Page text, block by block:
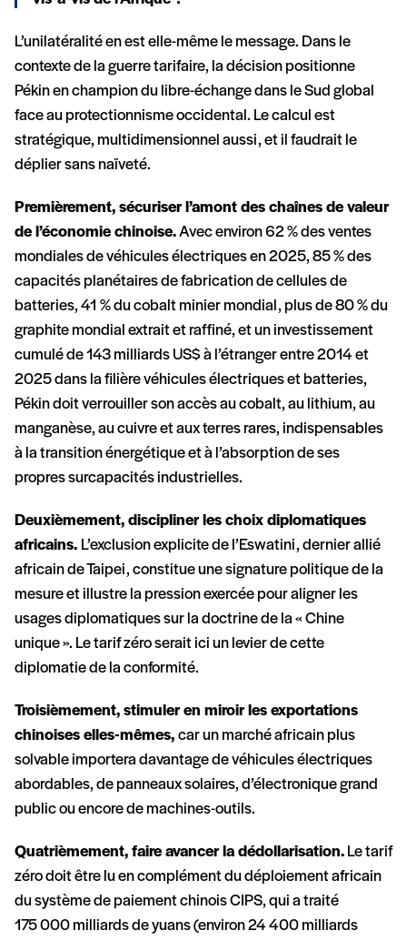
L’unilatéralité en est elle-même le message. Dans le
contexte de la guerre tarifaire, la décision positionne
Pékin en champion du libre-échange dans le Sud global
face au protectionnisme occidental. Le calcul est
stratégique, multidimensionnel aussi, et il faudrait le
déplier sans naïveté.
Premièrement, sécuriser l’amont des chaînes de valeur
de l’économie chinoise.Avec environ 62 % des ventes
mondiales de véhicules électriques en 2025, 85 % des
capacités planétaires de fabrication de cellules de
batteries, 41 % du cobalt minier mondial, plus de 80 % du
graphite mondial extrait et raffiné, et un investissement
cumulé de 143 milliards US$ à l’étranger entre 2014 et
2025 dans la filière véhicules électriques et batteries,
Pékin doit verrouiller son accès au cobalt, au lithium, au
manganèse, au cuivre et aux terres rares, indispensables
à la transition énergétique et à l’absorption de ses
propres surcapacités industrielles.
Deuxièmement, discipliner les choix diplomatiques
africains. L’exclusion explicite de l’Eswatini, dernier allié
africain de Taipei, constitue une signature politique de la
mesure et illustre la pression exercée pour aligner les
usages diplomatiques sur la doctrine de la « Chine
unique ». Le tarif zéro serait ici un levier de cette
diplomatie de la conformité.
Troisièmement, stimuler en miroir les exportations
chinoises elles-mêmes, car un marché africain plus
solvable importera davantage de véhicules électriques
abordables, de panneaux solaires, d’électronique grand
public ou encore de machines-outils.
Quatrièmement, faire avancer la dédollarisation. Le tarif
zéro doit être lu en complément du déploiement africain
du système de paiement chinois CIPS, qui a traité
175 000 milliards de yuans (environ 24 400 milliards